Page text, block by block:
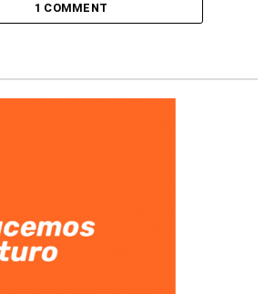
1 COMMENT